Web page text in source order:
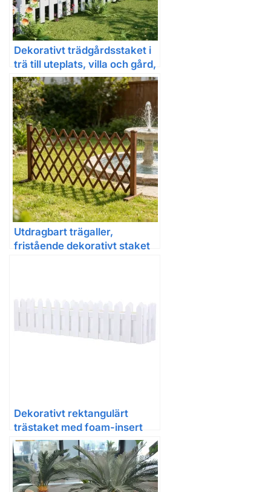
Dekorativt trädgårdsstaket i
trä till uteplats, villa och gård,
120 × 150 cm
Utdragbart trägaller,
fristående dekorativt staket
Dekorativt rektangulärt
trästaket med foam-insert
för konstväxter